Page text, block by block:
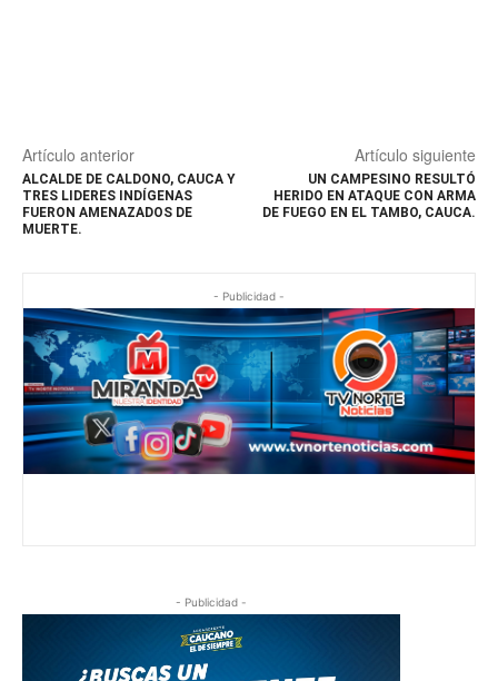
Artículo anterior
ALCALDE DE CALDONO, CAUCA Y
TRES LIDERES INDÍGENAS
FUERON AMENAZADOS DE
MUERTE.
Artículo siguiente
UN CAMPESINO RESULTÓ
HERIDO EN ATAQUE CON ARMA
DE FUEGO EN EL TAMBO, CAUCA.
- Publicidad -
- Publicidad -